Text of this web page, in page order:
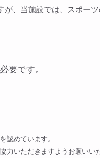
が、当施設では、スポー
要です。
認めています。
いただきますようお願いい